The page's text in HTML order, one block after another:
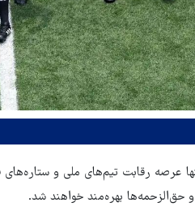
جهانی ۲۰۲۶ تنها عرصه رقابت تیم‌های ملی و
حق‌الزحمه‌ها بهره‌مند خواهند شد.